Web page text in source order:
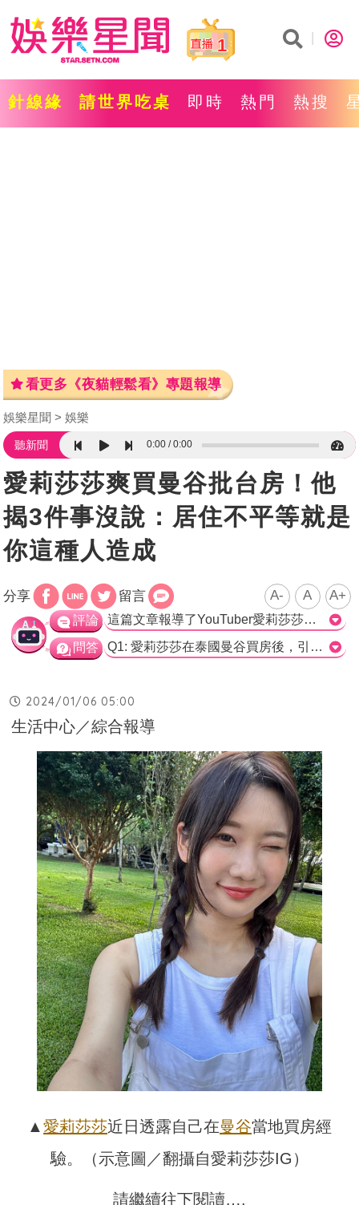
1
針線緣 請世界吃桌 即時 熱門 熱搜
看更多《夜貓輕鬆看》專題報導
娛樂星聞 娛樂
聽新聞 0:00 0:00
愛莉莎莎爽買曼谷批台房！他
揭3件事沒說：居住不平等就是
你這種人造成
分享 留言 A- A A+
評論 這篇文章報導了YouTuber愛莉莎莎在泰國買房的事件，引起了不少討論和批評。愛莉莎莎表示曼谷的房價相對於台灣便宜很多，並希望台灣能實現居住正義。然而，當地的台灣人粉專指出，對於大多數泰國人來說，曼谷精華區的房價仍然高得不合理。外國人無法貸款買房，且曼谷市中心的房子多數只能買地上權，這些限制讓愛莉莎莎所得的感受並不適用於所有人。愛莉莎莎的行為引起了一些人對於泰國居住不平等的不滿。 這篇文章透過報導愛莉莎莎的言論和粉專的回應，呈現了不同觀點和討論，但並未提供足夠的資料來完整了解當地的房地產市場和政策。報導的焦點主要集中在愛莉莎莎的言論和對她的批評，忽略了背後複雜的房地產情況。 這篇文章的重要性在於提醒讀者，即使是在不同國家的房價差異和居住條件也是值得思考和討論的議題。然而，作為新聞專家，我們需要更全面的資訊和觀點，以便獲得更深入的理解和分析。>
問答 Q1: 愛莉莎莎在泰國曼谷買房後，引來了哪些反對聲音？ a) 台人粉專認為房價太高，對大多數泰國人來說不合理。 正確答案: 台人粉專認為房價太高，對大多數泰國人來說不合理。 Q2: 泰國當地的房價與台灣相比，大約是多少？ a) 泰國的房價是台灣的五分之一。 正確答案: 泰國的房價是台灣的五分之一。 Q3: 在曼谷市中心買房的限制是什麼？ a) 沒有工作簽證或居留證的外國人不能貸款買房且必須一次付清，而且多數只能買地上權。 正確答案: 沒有工作簽證或居留證的外國人不能貸款買房且必須一次付清，而且多數只能買地上權。
2024/01/06 05:00
生活中心／綜合報導
▲ 愛莉莎莎近日透露自己在曼谷當地買房經
驗。（示意圖／翻攝自愛莉莎莎IG）
請繼續往下閱讀….